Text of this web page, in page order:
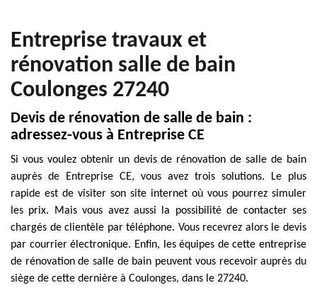
Entreprise travaux et
rénovation salle de bain
Coulonges 27240
Devis de rénovation de salle de bain :
adressez-vous à Entreprise CE
Si vous voulez obtenir un devis de rénovation de salle de bain
auprès de Entreprise CE, vous avez trois solutions. Le plus
rapide est de visiter son site internet où vous pourrez simuler
les prix. Mais vous avez aussi la possibilité de contacter ses
chargés de clientèle par téléphone. Vous recevrez alors le devis
par courrier électronique. Enfin, les équipes de cette entreprise
de rénovation de salle de bain peuvent vous recevoir auprès du
siège de cette dernière à Coulonges, dans le 27240.